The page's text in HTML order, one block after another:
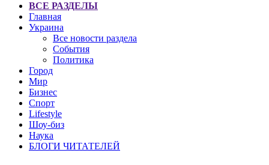
ВСЕ РАЗДЕЛЫ
Главная
Украина
Все новости раздела
События
Политика
Город
Мир
Бизнес
Спорт
Lifestyle
Шоу-биз
Наука
БЛОГИ ЧИТАТЕЛЕЙ